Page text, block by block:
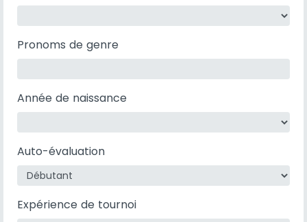
Pronoms de genre
Année de naissance
Auto-évaluation
Expérience de tournoi